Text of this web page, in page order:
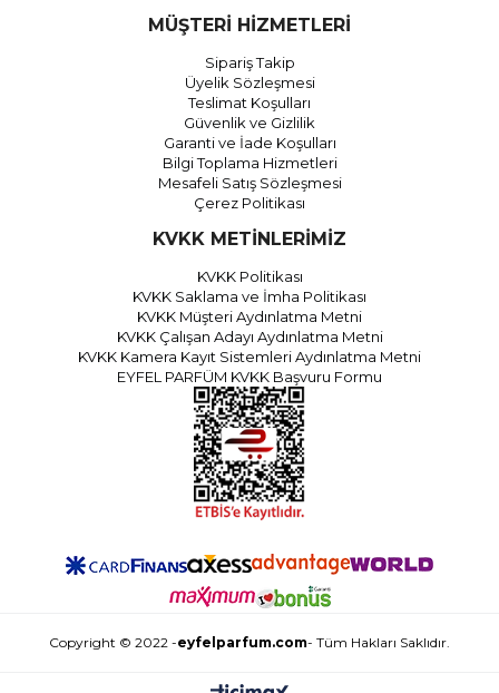
MÜŞTERİ HİZMETLERİ
Sipariş Takip
Üyelik Sözleşmesi
Teslimat Koşulları
Güvenlik ve Gizlilik
Garanti ve İade Koşulları
Bilgi Toplama Hizmetleri
Mesafeli Satış Sözleşmesi
Çerez Politikası
KVKK METİNLERİMİZ
KVKK Politikası
KVKK Saklama ve İmha Politikası
KVKK Müşteri Aydınlatma Metni
KVKK Çalışan Adayı Aydınlatma Metni
KVKK Kamera Kayıt Sistemleri Aydınlatma Metni
EYFEL PARFÜM KVKK Başvuru Formu
Copyright © 2022 -eyfelparfum.com- Tüm Hakları Saklıdır.